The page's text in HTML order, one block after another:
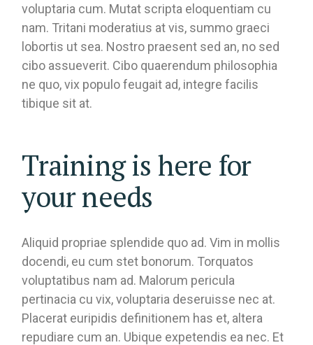
voluptaria cum. Mutat scripta eloquentiam cu
nam. Tritani moderatius at vis, summo graeci
lobortis ut sea. Nostro praesent sed an, no sed
cibo assueverit. Cibo quaerendum philosophia
ne quo, vix populo feugait ad, integre facilis
tibique sit at.
Training is here for
your needs
Aliquid propriae splendide quo ad. Vim in mollis
docendi, eu cum stet bonorum. Torquatos
voluptatibus nam ad. Malorum pericula
pertinacia cu vix, voluptaria deseruisse nec at.
Placerat euripidis definitionem has et, altera
repudiare cum an. Ubique expetendis ea nec. Et